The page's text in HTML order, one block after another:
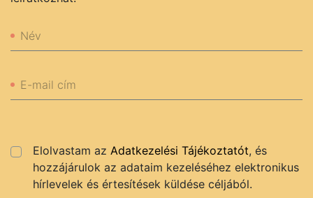
Név
E-mail cím
Elolvastam az Adatkezelési Tájékoztatót, és
hozzájárulok az adataim kezeléséhez elektronikus
hírlevelek és értesítések küldése céljából.